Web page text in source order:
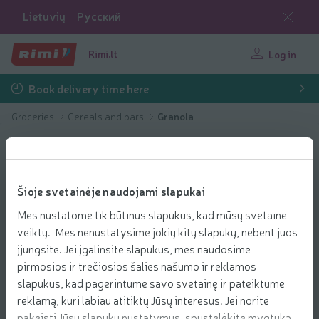
Šioje svetainėje naudojami slapukai
Mes nustatome tik būtinus slapukus, kad mūsų svetainė
veiktų. Mes nenustatysime jokių kitų slapukų, nebent juos
įjungsite. Jei įgalinsite slapukus, mes naudosime
pirmosios ir trečiosios šalies našumo ir reklamos
slapukus, kad pagerintume savo svetainę ir pateiktume
reklamą, kuri labiau atitiktų Jūsų interesus. Jei norite
Lietuvių Русский
Rimi.lt Log in
Book delivery time here
Groceries Cereals and bars Granola